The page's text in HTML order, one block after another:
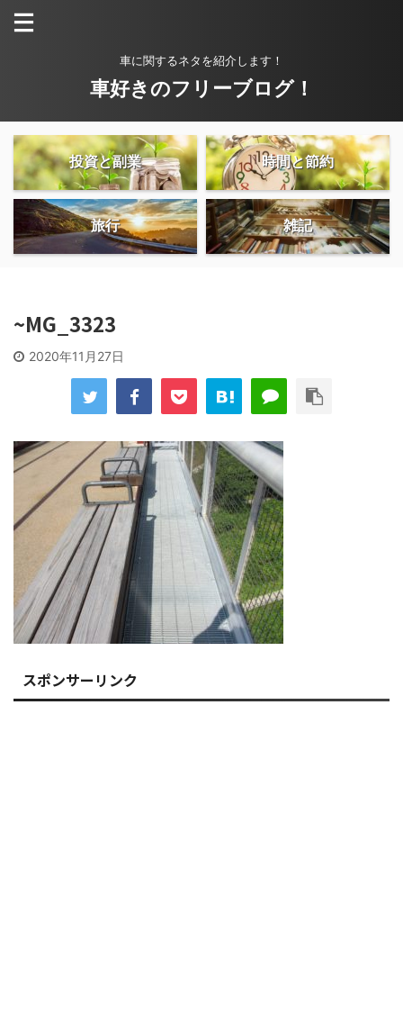
車に関するネタを紹介します！
車好きのフリーブログ！
投資と副業 時間と節約
旅行 雑記
~MG_3323
2020年11月27日
スポンサーリンク